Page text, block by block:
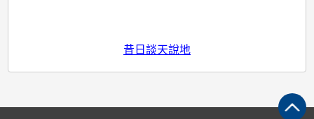
昔日談天說地